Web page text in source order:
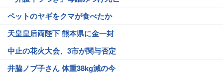
ペットのヤギをクマが食べたか
天皇皇后両陛下 熊本県に金一封
中止の花火大会、3市が関与否定
井脇ノブ子さん 体重38kg減の今